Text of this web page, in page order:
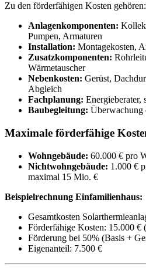
Zu den förderfähigen Kosten gehören:
Anlagenkomponenten:
Pumpen, Armaturen
Installation: Montagekosten,
Zusatzkomponenten:
Wärmetauscher
Nebenkosten: Gerüst,
Abgleich
Fachplanung: Energieberater,
Baubegleitung: Überwachung
Maximale förderfähige
Wohngebäude: 60.000 € pro
Nichtwohngebäude: 1.000 €
maximal 15 Mio. €
Beispielrechnung Einfamilienhaus:
Gesamtkosten
Förderfähige Kosten: 15.000 €
Förderung bei 50% (Basis +
Eigenanteil: 7.500 €